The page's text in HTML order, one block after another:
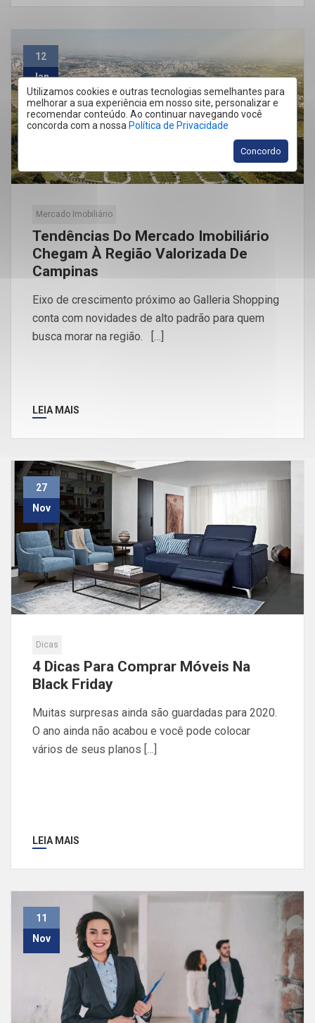
Utilizamos cookies e outras tecnologias semelhantes para
melhorar a sua experiência em nosso site, personalizar e
recomendar conteúdo. Ao continuar navegando você
concorda com a nossa Política de Privacidade
Concordo
12
Jan
Mercado Imobiliário
Tendências Do Mercado Imobiliário
Chegam À Região Valorizada De
Campinas
Eixo de crescimento próximo ao Galleria Shopping
conta com novidades de alto padrão para quem
busca morar na região. […]
LEIA MAIS
27
Nov
Dicas
4 Dicas Para Comprar Móveis Na
Black Friday
Muitas surpresas ainda são guardadas para 2020.
O ano ainda não acabou e você pode colocar
vários de seus planos […]
LEIA MAIS
11
Nov